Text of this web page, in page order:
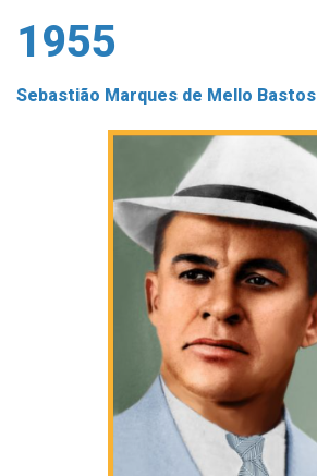
1955
Sebastião Marques de Mello Bastos